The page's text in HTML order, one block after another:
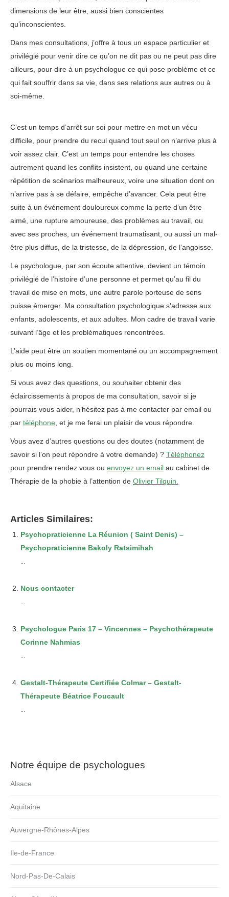
dimensions de leur être, aussi bien conscientes
qu’inconscientes.
Dans mes consultations, j’offre à tous un espace particulier et
privilégié pour venir dire ce qu’on ne dit pas ou ne peut pas dire
ailleurs, pour dire à un psychologue ce qui pose problème et ce
qui fait souffrir dans sa vie, dans ses relations aux autres ou à
soi-même.
C’est un temps d’arrêt sur soi pour mettre en mot un vécu
difficile, pour prendre du recul quand tout seul on n’arrive plus à
voir assez clair. C’est un temps pour entendre les choses
autrement quand les conflits insistent, ou quand une certaine
répétition de scénarios malheureux, voire une situation dont on
n’arrive pas à se défaire, empêche d’avancer. Cela peut être
suite à un événement douloureux comme la perte d’un être
aimé, une rupture amoureuse, des problèmes au travail, ou
avec ses proches, un événement traumatisant, ou aussi un mal-
être plus diffus, de la tristesse, de la dépression, de l’angoisse.
Le psychologue, par son écoute attentive, devient un témoin
privilégié de l’histoire d’une personne et permet qu’au fil du
travail de mise en mots, une autre parole porteuse de sens
puisse émerger. Ma consultation psychologique s’adresse aux
enfants, adolescents, et aux adultes. Mon cadre de travail varie
suivant l’âge et les problématiques rencontrées.
L’aide peut être un soutien momentané ou un accompagnement
plus ou moins long.
Si vous avez des questions, ou souhaiter obtenir des
éclaircissements à propos de ma consultation, savoir si je
pourrais vous aider, n’hésitez pas à me contacter par email ou
par téléphone, et je me ferai un plaisir de vous répondre.
Vous avez d’autres questions ou des doutes (notamment de
savoir si l’on peut répondre à votre demande) ? Téléphonez
pour prendre rendez vous ou envoyez un email au cabinet de
Thérapie de la phobie à l’attention de Olivier Tilquin.
Articles Similaires:
Psychopraticienne La Réunion ( Saint Denis) –
Psychopraticienne Bakoly Ratsimihah
...
Nous contacter
...
Psychologue Paris 17 – Vincennes – Psychothérapeute
Corinne Nahmias
...
Gestalt-Thérapeute Certifiée Colmar – Gestalt-
Thérapeute Béatrice Foucault
...
Notre équipe de psychologues
Alsace
Aquitaine
Auvergne-Rhônes-Alpes
Ile-de-France
Nord-Pas-De-Calais